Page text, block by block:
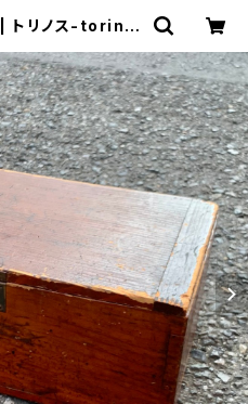
トリノス-torinot
古着